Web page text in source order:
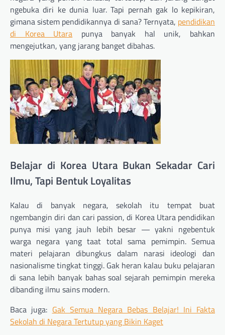
ngebuka diri ke dunia luar. Tapi pernah gak lo kepikiran,
gimana sistem pendidikannya di sana? Ternyata, pendidikan
di Korea Utara punya banyak hal unik, bahkan
mengejutkan, yang jarang banget dibahas.
Belajar di Korea Utara Bukan Sekadar Cari
Ilmu, Tapi Bentuk Loyalitas
Kalau di banyak negara, sekolah itu tempat buat
ngembangin diri dan cari passion, di Korea Utara pendidikan
punya misi yang jauh lebih besar — yakni ngebentuk
warga negara yang taat total sama pemimpin. Semua
materi pelajaran dibungkus dalam narasi ideologi dan
nasionalisme tingkat tinggi. Gak heran kalau buku pelajaran
di sana lebih banyak bahas soal sejarah pemimpin mereka
dibanding ilmu sains modern.
Baca juga: Gak Semua Negara Bebas Belajar! Ini Fakta
Sekolah di Negara Tertutup yang Bikin Kaget